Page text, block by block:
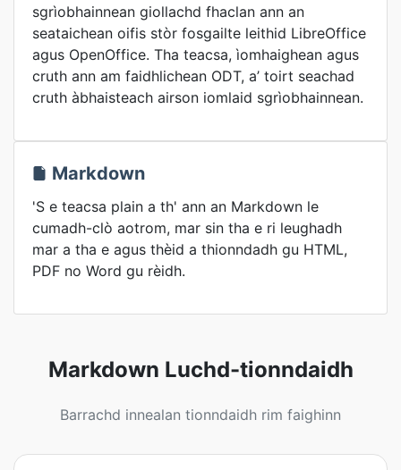
sgrìobhainnean giollachd fhaclan ann an
seataichean oifis stòr fosgailte leithid LibreOffice
agus OpenOffice. Tha teacsa, ìomhaighean agus
cruth ann am faidhlichean ODT, a’ toirt seachad
cruth àbhaisteach airson iomlaid sgrìobhainnean.
Markdown
'S e teacsa plain a th' ann an Markdown le
cumadh-clò aotrom, mar sin tha e ri leughadh
mar a tha e agus thèid a thionndadh gu HTML,
PDF no Word gu rèidh.
Markdown Luchd-tionndaidh
Barrachd innealan tionndaidh rim faighinn